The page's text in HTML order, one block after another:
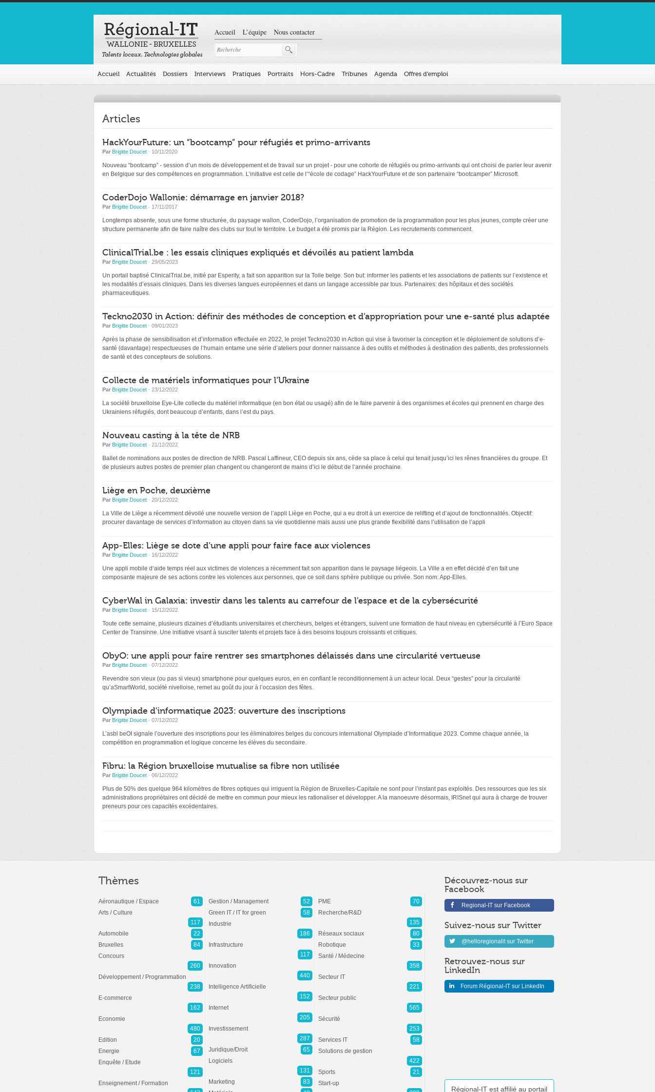
Accueil L’équipe Nous contacter
Accueil Actualités Dossiers Interviews Pratiques Portraits Hors-Cadre Tribunes Agenda Offres d’emploi
Articles
HackYourFuture: un “bootcamp” pour réfugiés et primo-arrivants
Par Brigitte Doucet · 10/11/2020
Nouveau “bootcamp” - session d’un mois de développement et de travail sur un projet - pour une cohorte de réfugiés ou primo-arrivants qui ont choisi de parier leur avenir
en Belgique sur des compétences en programmation. L’initiative est celle de l’“école de codage” HackYourFuture et de son partenaire “bootcamper” Microsoft.
CoderDojo Wallonie: démarrage en janvier 2018?
Par Brigitte Doucet · 17/11/2017
Longtemps absente, sous une forme structurée, du paysage wallon, CoderDojo, l’organisation de promotion de la programmation pour les plus jeunes, compte créer une
structure permanente afin de faire naître des clubs sur tout le territoire. Le budget a été promis par la Région. Les recrutements commencent.
ClinicalTrial.be : les essais cliniques expliqués et dévoilés au patient lambda
Par Brigitte Doucet · 29/05/2023
Un portail baptisé ClinicalTrial.be, initié par Esperity, a fait son apparition sur la Toile belge. Son but: informer les patients et les associations de patients sur l’existence et
les modalités d’essais cliniques. Dans les diverses langues européennes et dans un langage accessible par tous. Partenaires: des hôpitaux et des sociétés
pharmaceutiques.
Teckno2030 in Action: définir des méthodes de conception et d’appropriation pour une e-santé plus adaptée
Par Brigitte Doucet · 09/01/2023
Après la phase de sensibilisation et d’information effectuée en 2022, le projet Teckno2030 in Action qui vise à favoriser la conception et le déploiement de solutions d’e-
santé (davantage) respectueuses de l’humain entame une série d’ateliers pour donner naissance à des outils et méthodes à destination des patients, des professionnels
de santé et des concepteurs de solutions.
Collecte de matériels informatiques pour l’Ukraine
Par Brigitte Doucet · 23/12/2022
La société bruxelloise Eye-Lite collecte du matériel informatique (en bon état ou usagé) afin de le faire parvenir à des organismes et écoles qui prennent en charge des
Ukrainiens réfugiés, dont beaucoup d’enfants, dans l’est du pays.
Nouveau casting à la tête de NRB
Par Brigitte Doucet · 21/12/2022
Ballet de nominations aux postes de direction de NRB. Pascal Laffineur, CEO depuis six ans, cède sa place à celui qui tenait jusqu’ici les rênes financières du groupe. Et
de plusieurs autres postes de premier plan changent ou changeront de mains d’ici le début de l’année prochaine.
Liège en Poche, deuxième
Par Brigitte Doucet · 20/12/2022
La Ville de Liège a récemment dévoilé une nouvelle version de l’appli Liège en Poche, qui a eu droit à un exercice de relifting et d’ajout de fonctionnalités. Objectif:
procurer davantage de services d’information au citoyen dans sa vie quotidienne mais aussi une plus grande flexibilité dans l’utilisation de l’appli
App-Elles: Liège se dote d’une appli pour faire face aux violences
Par Brigitte Doucet · 16/12/2022
Une appli mobile d’aide temps réel aux victimes de violences a récemment fait son apparition dans le paysage liégeois. La Ville a en effet décidé d’en fait une
composante majeure de ses actions contre les violences aux personnes, que ce soit dans sphère publique ou privée. Son nom: App-Elles.
CyberWal in Galaxia: investir dans les talents au carrefour de l’espace et de la cybersécurité
Par Brigitte Doucet · 15/12/2022
Toute cette semaine, plusieurs dizaines d’étudiants universitaires et chercheurs, belges et étrangers, suivent une formation de haut niveau en cybersécurité à l’Euro Space
Center de Transinne. Une initiative visant à susciter talents et projets face à des besoins toujours croissants et critiques.
ObyO: une appli pour faire rentrer ses smartphones délaissés dans une circularité vertueuse
Par Brigitte Doucet · 07/12/2022
Revendre son vieux (ou pas si vieux) smartphone pour quelques euros, en en confiant le reconditionnement à un acteur local. Deux “gestes” pour la circularité
qu’aSmartWorld, société nivelloise, remet au goût du jour à l’occasion des fêtes.
Olympiade d’informatique 2023: ouverture des inscriptions
Par Brigitte Doucet · 07/12/2022
L’asbl beOI signale l’ouverture des inscriptions pour les éliminatoires belges du concours international Olympiade d’Informatique 2023. Comme chaque année, la
compétition en programmation et logique concerne les élèves du secondaire.
Fibru: la Région bruxelloise mutualise sa fibre non utilisée
Par Brigitte Doucet · 06/12/2022
Plus de 50% des quelque 964 kilomètres de fibres optiques qui irriguent la Région de Bruxelles-Capitale ne sont pour l’instant pas exploités. Des ressources que les six
administrations propriétaires ont décidé de mettre en commun pour mieux les rationaliser et développer. A la manoeuvre désormais, IRISnet qui aura à charge de trouver
preneurs pour ces capacités excédentaires.
Découvrez-nous sur
Facebook
Regional-IT sur Facebook
Suivez-nous sur Twitter
@helloregionalit sur Twitter
Retrouvez-nous sur
LinkedIn
Forum Régional-IT sur LinkedIn
Régional-IT est affilié au portail
Thèmes
Aéronautique / Espace
61
Arts / Culture
117
Automobile
22
Bruxelles
84
Concours
260
Développement / Programmation
238
E-commerce
162
Economie
480
Edition
20
Energie
67
Enquête / Etude
121
Enseignement / Formation
Gestion / Management
52
Green IT / IT for green
58
Industrie
186
Infrastructure
117
Innovation
440
Intelligence Artificielle
152
Internet
205
Investissement
287
Juridique/Droit
65
Logiciels
131
Marketing
83
PME
70
Recherche/R&D
135
Réseaux sociaux
80
Robotique
33
Santé / Médecine
358
Secteur IT
221
Secteur public
565
Sécurité
253
Services IT
58
Solutions de gestion
422
Sports
21
Start-up